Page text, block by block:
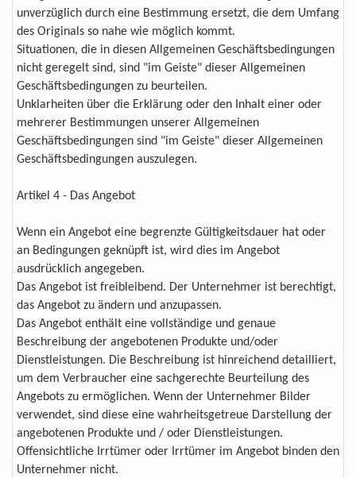
unverzüglich durch eine Bestimmung ersetzt, die dem Umfang
des Originals so nahe wie möglich kommt.
Situationen, die in diesen Allgemeinen Geschäftsbedingungen
nicht geregelt sind, sind "im Geiste" dieser Allgemeinen
Geschäftsbedingungen zu beurteilen.
Unklarheiten über die Erklärung oder den Inhalt einer oder
mehrerer Bestimmungen unserer Allgemeinen
Geschäftsbedingungen sind "im Geiste" dieser Allgemeinen
Geschäftsbedingungen auszulegen.
Artikel 4 - Das Angebot
Wenn ein Angebot eine begrenzte Gültigkeitsdauer hat oder
an Bedingungen geknüpft ist, wird dies im Angebot
ausdrücklich angegeben.
Das Angebot ist freibleibend. Der Unternehmer ist berechtigt,
das Angebot zu ändern und anzupassen.
Das Angebot enthält eine vollständige und genaue
Beschreibung der angebotenen Produkte und/oder
Dienstleistungen. Die Beschreibung ist hinreichend detailliert,
um dem Verbraucher eine sachgerechte Beurteilung des
Angebots zu ermöglichen. Wenn der Unternehmer Bilder
verwendet, sind diese eine wahrheitsgetreue Darstellung der
angebotenen Produkte und / oder Dienstleistungen.
Offensichtliche Irrtümer oder Irrtümer im Angebot binden den
Unternehmer nicht.